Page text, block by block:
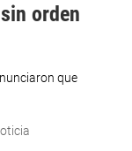
orden
que